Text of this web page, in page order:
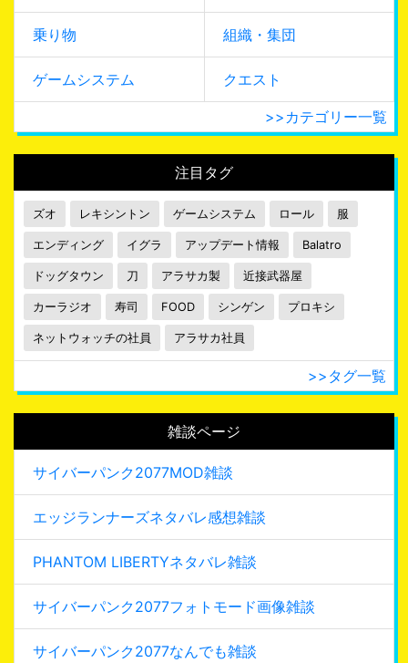
乗り物 組織・集団
ゲームシステム クエスト
>>カテゴリー一覧
注目タグ
ズオ レキシントン ゲームシステム ロール 服
エンディング イグラ アップデート情報 Balatro
ドッグタウン 刀 アラサカ製 近接武器屋
カーラジオ 寿司 FOOD シンゲン プロキシ
ネットウォッチの社員 アラサカ社員
>>タグ一覧
雑談ページ
サイバーパンク2077MOD雑談
エッジランナーズネタバレ感想雑談
PHANTOM LIBERTYネタバレ雑談
サイバーパンク2077フォトモード画像雑談
サイバーパンク2077なんでも雑談